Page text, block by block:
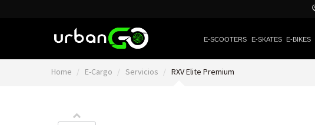
E-SCOOTERS E-SKATES E-BIKES
Home E-Cargo Servicios RXV Elite Premium